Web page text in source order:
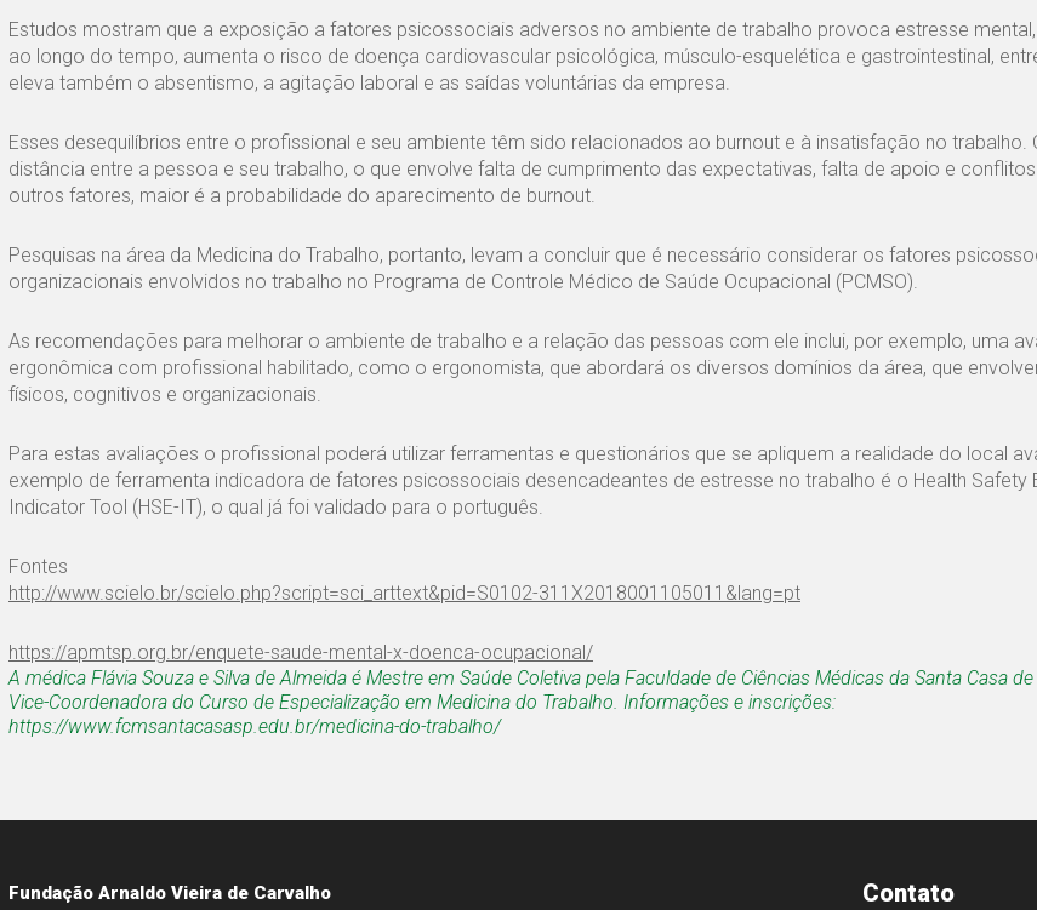
Estudos mostram que a exposição a fatores psicossociais adversos no ambiente de trabalho provoca estresse
ao longo do tempo, aumenta o risco de doença cardiovascular psicológica, músculo-esquelética e gastrointestinal,
eleva também o absentismo, a agitação laboral e as saídas voluntárias da empresa.
Esses desequilíbrios entre o profissional e seu ambiente têm sido relacionados ao burnout e à insatisfação no trabalho.
distância entre a pessoa e seu trabalho, o que envolve falta de cumprimento das expectativas, falta de apoio e
outros fatores, maior é a probabilidade do aparecimento de burnout.
Pesquisas na área da Medicina do Trabalho, portanto, levam a concluir que é necessário considerar os fatores
organizacionais envolvidos no trabalho no Programa de Controle Médico de Saúde Ocupacional (PCMSO).
As recomendações para melhorar o ambiente de trabalho e a relação das pessoas com ele inclui, por exemplo, uma
ergonômica com profissional habilitado, como o ergonomista, que abordará os diversos domínios da área, que
físicos, cognitivos e organizacionais.
Para estas avaliações o profissional poderá utilizar ferramentas e questionários que se apliquem a realidade do local
exemplo de ferramenta indicadora de fatores psicossociais desencadeantes de estresse no trabalho é o Health Safety
Indicator Tool (HSE-IT), o qual já foi validado para o português.
Fontes
http://www.scielo.br/scielo.php?script=sci_arttext&pid=S0102-311X2018001105011&lang=pt
https://apmtsp.org.br/enquete-saude-mental-x-doenca-ocupacional/
A médica Flávia Souza e Silva de Almeida é Mestre em Saúde Coletiva pela Faculdade de Ciências Médicas da Santa Casa
Vice-Coordenadora do Curso de Especialização em Medicina do Trabalho. Informações e inscrições:
https://www.fcmsantacasasp.edu.br/medicina-do-trabalho/
Fundação Arnaldo Vieira de Carvalho
Contato